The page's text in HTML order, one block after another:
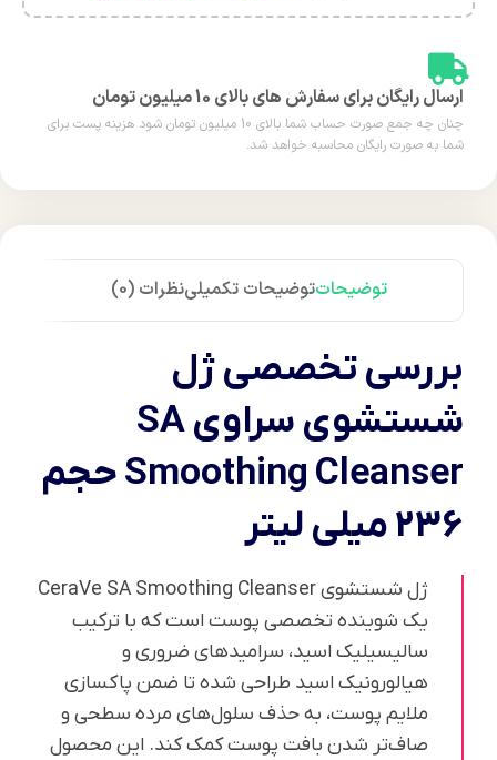
ارسال رایگان برای سفارش های بالای 10 میلیون تومان
چنان چه جمع صورت حساب شما بالای 10 میلیون تومان شود هزینه پست برای
شما به صورت رایگان محاسبه خواهد شد.
توضیحاتتوضیحات تکمیلینظرات (0)
بررسی تخصصی ژل
شستشوی سراوی SA
Smoothing Cleanser حجم
236 میلی لیتر
ژل شستشوی CeraVe SA Smoothing Cleanser
یک شوینده تخصصی پوست است که با ترکیب
سالیسیلیک اسید، سرامیدهای ضروری و
هیالورونیک اسید طراحی شده تا ضمن پاکسازی
ملایم پوست، به حذف سلول‌های مرده سطحی و
صاف‌تر شدن بافت پوست کمک کند. این محصول